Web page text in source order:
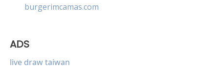
burgerimcamas.com
ADS
live draw taiwan